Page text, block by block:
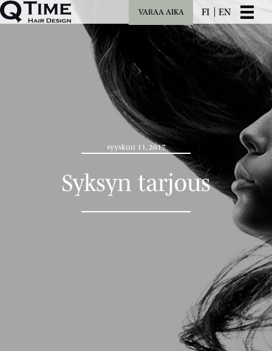
VARAA AIKA FI EN
syyskuu 11, 2017
Syksyn tarjous